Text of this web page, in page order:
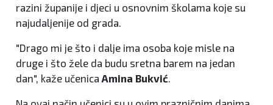
razini županije i djeci u osnovnim školama koje su
najudaljenije od grada.
"Drago mi je što i dalje ima osoba koje misle na
druge i što žele da budu sretna barem na jedan
dan", kaže učenica Amina Bukvić